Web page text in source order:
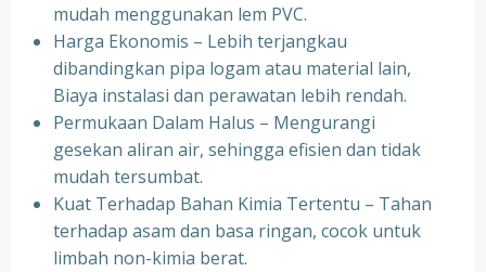
mudah menggunakan lem PVC.
Harga Ekonomis – Lebih terjangkau
dibandingkan pipa logam atau material lain,
Biaya instalasi dan perawatan lebih rendah.
Permukaan Dalam Halus – Mengurangi
gesekan aliran air, sehingga efisien dan tidak
mudah tersumbat.
Kuat Terhadap Bahan Kimia Tertentu – Tahan
terhadap asam dan basa ringan, cocok untuk
limbah non-kimia berat.